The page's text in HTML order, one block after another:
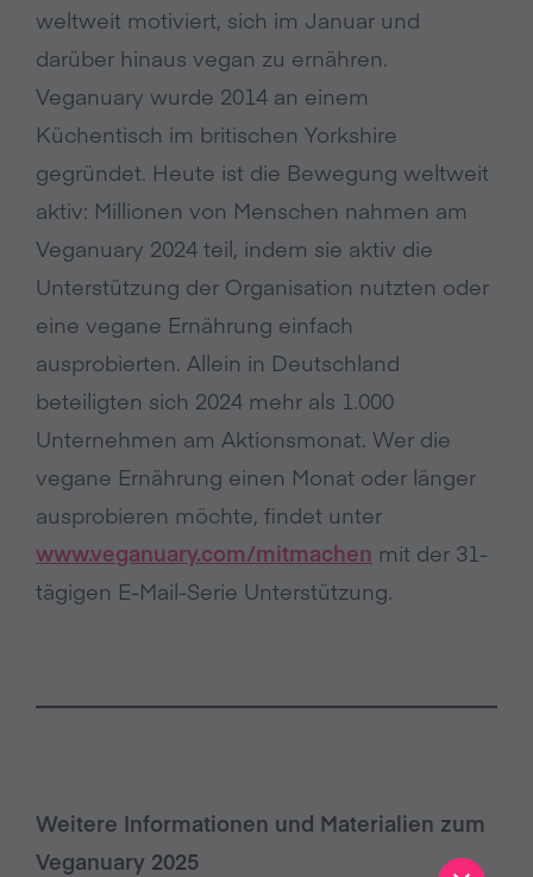
weltweit motiviert, sich im Januar und
darüber hinaus vegan zu ernähren.
Veganuary wurde 2014 an einem
Küchentisch im britischen Yorkshire
gegründet. Heute ist die Bewegung weltweit
aktiv: Millionen von Menschen nahmen am
Veganuary 2024 teil, indem sie aktiv die
Unterstützung der Organisation nutzten oder
eine vegane Ernährung einfach
ausprobierten. Allein in Deutschland
beteiligten sich 2024 mehr als 1.000
Unternehmen am Aktionsmonat. Wer die
vegane Ernährung einen Monat oder länger
ausprobieren möchte, findet unter
www.veganuary.com/mitmachen mit der 31-
tägigen E-Mail-Serie Unterstützung.
Weitere Informationen und Materialien zum
Veganuary 2025